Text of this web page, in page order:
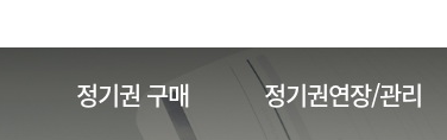
정기권 구매 정기권연장/관리